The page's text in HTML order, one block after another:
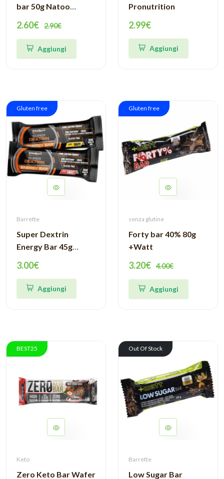
bar 50g Natoo
2.60€ 2.90€
Aggiungi
Pronutrition
2.99€
Aggiungi
Gluten free
Barrette
Super Dextrin
Energy Bar 45g
3.00€
Aggiungi
Gluten free
senza glutine
Forty bar 40% 80g
+Watt
3.20€ 4.00€
Aggiungi
BEST25
Keto
Zero Keto Bar Wafer
Out Of Stock
Barrette
Low Sugar Bar